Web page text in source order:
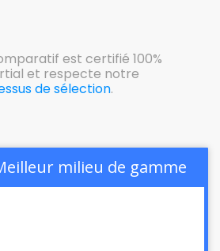
est certifié 100%
et respecte notre
de sélection.
milieu de gamme